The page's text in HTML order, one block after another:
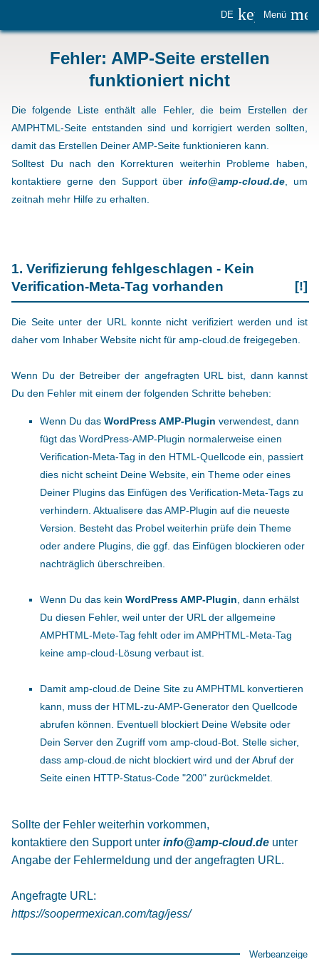
DE Menü
Fehler: AMP-Seite erstellen
funktioniert nicht
Die folgende Liste enthält alle Fehler, die beim Erstellen der
AMPHTML-Seite entstanden sind und korrigiert werden sollten,
damit das Erstellen Deiner AMP-Seite funktionieren kann.
Solltest Du nach den Korrekturen weiterhin Probleme haben,
kontaktiere gerne den Support überinfo@amp-cloud.de, um
zeitnah mehr Hilfe zu erhalten.
1. Verifizierung fehlgeschlagen - Kein
Verification-Meta-Tag vorhanden
[!]
Die Seite unter der URL konnte nicht verifiziert werden und ist
daher vom Inhaber Website nicht für amp-cloud.de freigegeben.
Wenn Du der Betreiber der angefragten URL bist, dann kannst
Du den Fehler mit einem der folgenden Schritte beheben:
Wenn Du das WordPress AMP-Plugin verwendest, dann
fügt das WordPress-AMP-Plugin normalerweise einen
Verification-Meta-Tag in den HTML-Quellcode ein, passiert
dies nicht scheint Deine Website, ein Theme oder eines
Deiner Plugins das Einfügen des Verification-Meta-Tags zu
verhindern. Aktualisere das AMP-Plugin auf die neueste
Version. Besteht das Probel weiterhin prüfe dein Theme
oder andere Plugins, die ggf. das Einfügen blockieren oder
nachträglich überschreiben.
Wenn Du das kein WordPress AMP-Plugin , dann erhälst
Du diesen Fehler, weil unter der URL der allgemeine
AMPHTML-Mete-Tag fehlt oder im AMPHTML-Meta-Tag
keine amp-cloud-Lösung verbaut ist.
Damit amp-cloud.de Deine Site zu AMPHTML konvertieren
kann, muss der HTML-zu-AMP-Generator den Quellcode
abrufen können. Eventuell blockiert Deine Website oder
Dein Server den Zugriff vom amp-cloud-Bot. Stelle sicher,
dass amp-cloud.de nicht blockiert wird und der Abruf der
Seite einen HTTP-Status-Code "200" zurückmeldet.
Sollte der Fehler weiterhin vorkommen,
kontaktiere den Support unter info@amp-cloud.de unter
Angabe der Fehlermeldung und der angefragten URL.
Angefragte URL:
https://soopermexican.com/tag/jess/
Werbeanzeige